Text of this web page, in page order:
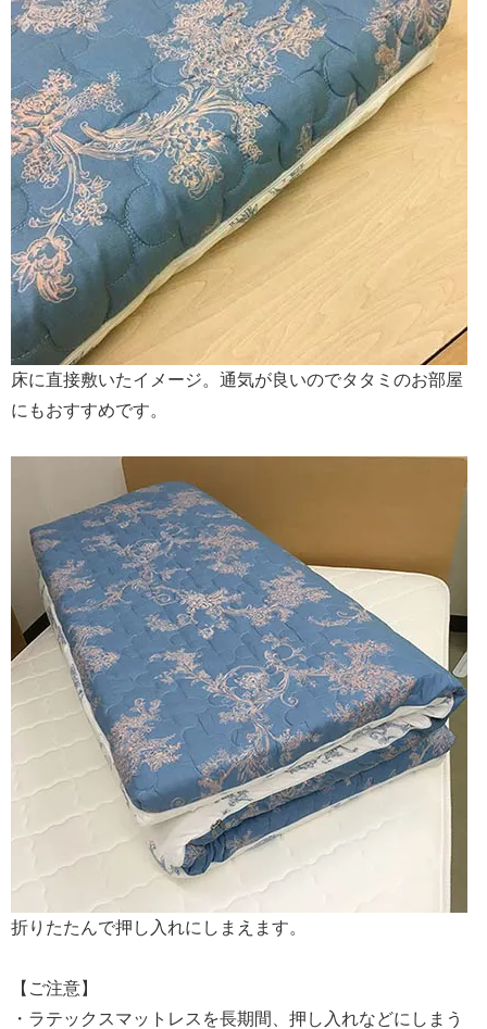
床に直接敷いたイメージ。通気が良いのでタタミのお部屋
にもおすすめです。
折りたたんで押し入れにしまえます。
【ご注意】
・ラテックスマットレスを長期間、押し入れなどにしまう